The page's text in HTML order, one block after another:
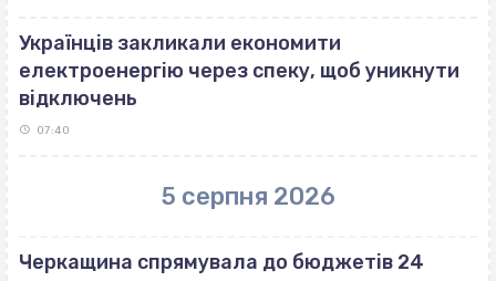
Українців закликали економити
електроенергію через спеку, щоб уникнути
відключень
07:40
5 серпня 2026
Черкащина спрямувала до бюджетів 24